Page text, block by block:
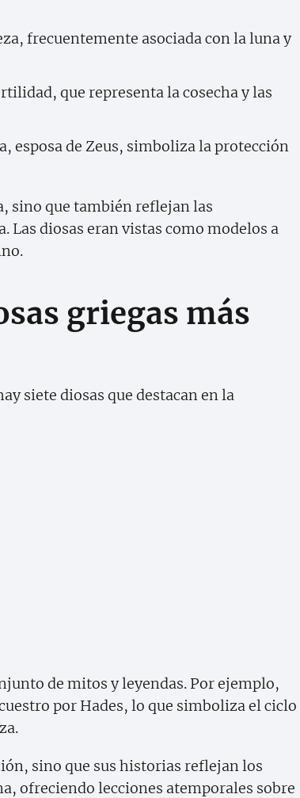
frecuentemente asociada con la luna y
que representa la cosecha y las
esposa de Zeus, simboliza la protección
sino que también reflejan las
Las diosas eran vistas como modelos a
griegas más
siete diosas que destacan en la
de mitos y leyendas. Por ejemplo,
por Hades, lo que simboliza el ciclo
sino que sus historias reflejan los
ofreciendo lecciones atemporales sobre